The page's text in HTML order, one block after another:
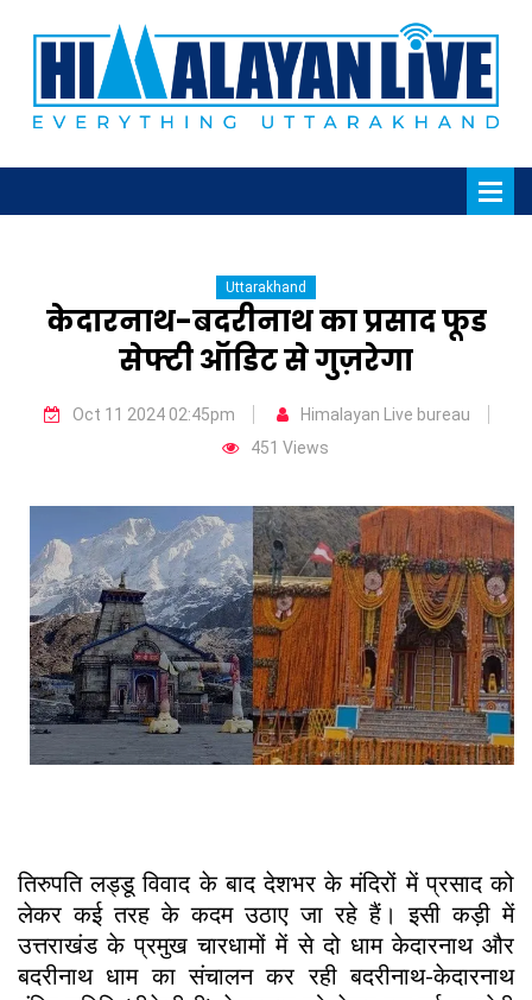
Uttarakhand
केदारनाथ-बदरीनाथ का प्रसाद फूड
सेफ्टी ऑडिट से गुज़रेगा
Oct 11 2024 02:45pm
Himalayan Live bureau
451 Views
तिरुपति लड्डू विवाद के बाद देशभर के मंदिरों में प्रसाद को
लेकर कई तरह के कदम उठाए जा रहे हैं। इसी कड़ी में
उत्तराखंड के प्रमुख चारधामों में से दो धाम केदारनाथ और
बदरीनाथ धाम का संचालन कर रही बदरीनाथ-केदारनाथ